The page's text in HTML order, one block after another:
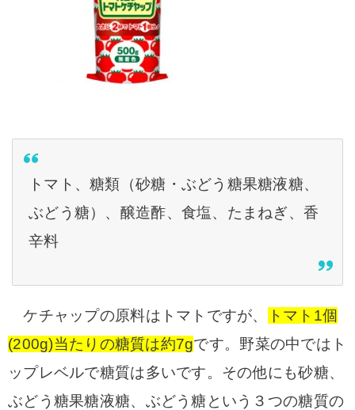
トマト、糖類（砂糖・ぶどう糖果糖液糖、
ぶどう糖）、醸造酢、食塩、たまねぎ、香
辛料
ケチャップの原料は トマトですが、
トマト1個
(200g)当たりの糖質は約7gです。野菜の中ではト
ップレベルで糖質は多いです。その他にも砂糖、
ぶどう糖果糖液糖、ぶどう糖という３つの糖質の